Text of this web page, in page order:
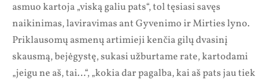
asmuo kartoja „viską galiu pats“, tol tęsiasi savęs
naikinimas, laviravimas ant Gyvenimo ir Mirties lyno.
Priklausomų asmenų artimieji kenčia gilų dvasinį
skausmą, bejėgystę, sukasi užburtame rate, kartodami
„jeigu ne aš, tai…“, „kokia dar pagalba, kai aš pats jau tiek